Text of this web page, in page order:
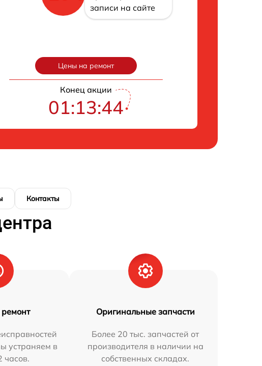
записи на сайте
Цены на ремонт
Конец акции
01:13:43
Контакты
устраняем в
часов.
Оригинальные запчасти
Более 20 тыс. запчастей от
производителя в наличии на
собственных складах.